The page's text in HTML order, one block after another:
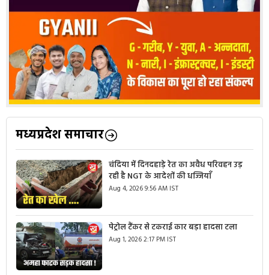
मध्यप्रदेश समाचार
चंदिया में दिनदहाड़े रेत का अवैध परिवहन उड़
रही है NGT के आदेशों की धज्जियाँ
Aug 4, 2026 9:56 AM IST
पेट्रोल टैंकर से टकराई कार बड़ा हादसा टला
Aug 1, 2026 2:17 PM IST